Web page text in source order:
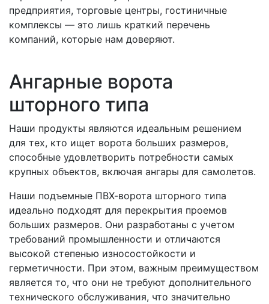
предприятия, торговые центры, гостиничные
комплексы — это лишь краткий перечень
компаний, которые нам доверяют.
Ангарные ворота
шторного типа
Наши продукты являются идеальным решением
для тех, кто ищет ворота больших размеров,
способные удовлетворить потребности самых
крупных объектов, включая ангары для самолетов.
Наши подъемные ПВХ-ворота шторного типа
идеально подходят для перекрытия проемов
больших размеров. Они разработаны с учетом
требований промышленности и отличаются
высокой степенью износостойкости и
герметичности. При этом, важным преимуществом
является то, что они не требуют дополнительного
технического обслуживания, что значительно